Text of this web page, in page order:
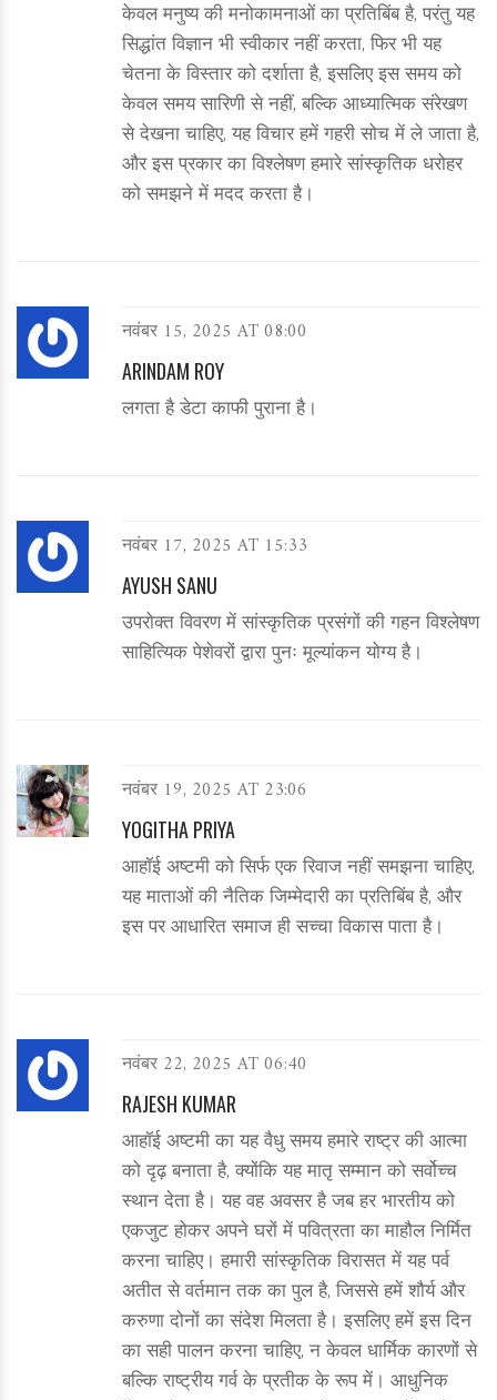
केवल मनुष्य की मनोकामनाओं का प्रतिबिंब है, परंतु यह
सिद्धांत विज्ञान भी स्वीकार नहीं करता, फिर भी यह
चेतना के विस्तार को दर्शाता है, इसलिए इस समय को
केवल समय सारिणी से नहीं, बल्कि आध्यात्मिक संरेखण
से देखना चाहिए, यह विचार हमें गहरी सोच में ले जाता है,
और इस प्रकार का विश्लेषण हमारे सांस्कृतिक धरोहर
को समझने में मदद करता है।
नवंबर 15, 2025 AT 08:00
ARINDAM ROY
लगता है डेटा काफी पुराना है।
नवंबर 17, 2025 AT 15:33
AYUSH SANU
उपरोक्त विवरण में सांस्कृतिक प्रसंगों की गहन विश्लेषण
साहित्यिक पेशेवरों द्वारा पुनः मूल्यांकन योग्य है।
नवंबर 19, 2025 AT 23:06
YOGITHA PRIYA
आहॉई अष्टमी को सिर्फ एक रिवाज नहीं समझना चाहिए,
यह माताओं की नैतिक जिम्मेदारी का प्रतिबिंब है, और
इस पर आधारित समाज ही सच्चा विकास पाता है।
नवंबर 22, 2025 AT 06:40
RAJESH KUMAR
आहॉई अष्टमी का यह वैधु समय हमारे राष्ट्र की आत्मा
को दृढ़ बनाता है, क्योंकि यह मातृ सम्मान को सर्वोच्च
स्थान देता है। यह वह अवसर है जब हर भारतीय को
एकजुट होकर अपने घरों में पवित्रता का माहौल निर्मित
करना चाहिए। हमारी सांस्कृतिक विरासत में यह पर्व
अतीत से वर्तमान तक का पुल है, जिससे हमें शौर्य और
करुणा दोनों का संदेश मिलता है। इसलिए हमें इस दिन
का सही पालन करना चाहिए, न केवल धार्मिक कारणों से
बल्कि राष्ट्रीय गर्व के प्रतीक के रूप में। आधुनिक